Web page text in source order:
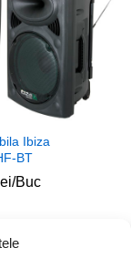
Ibiza
BT
lei/Buc